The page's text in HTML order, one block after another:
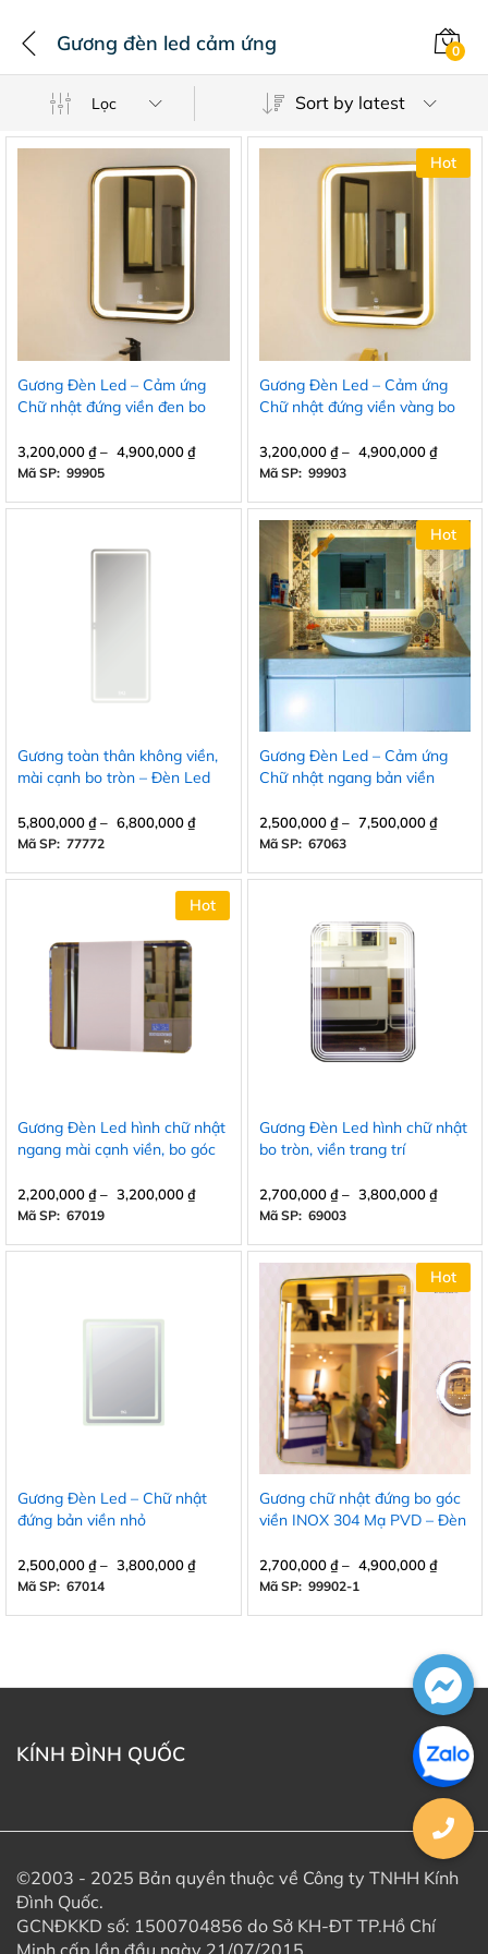
Gương đèn led cảm ứng 0
Lọc Sort by latest
Gương Đèn Led – Cảm ứng
Chữ nhật đứng viền đen bo
3,200,000₫– 4,900,000₫
Mã SP: 99905
Hot
Gương Đèn Led – Cảm ứng
Chữ nhật đứng viền vàng bo
3,200,000₫– 4,900,000₫
Mã SP: 99903
Gương toàn thân không viền,
mài cạnh bo tròn – Đèn Led
5,800,000₫– 6,800,000₫
Mã SP: 77772
Hot
Gương Đèn Led – Cảm ứng
Chữ nhật ngang bản viền
2,500,000₫– 7,500,000₫
Mã SP: 67063
Hot
Gương Đèn Led hình chữ nhật
ngang mài cạnh viền, bo góc
2,200,000₫– 3,200,000₫
Mã SP: 67019
Gương Đèn Led hình chữ nhật
bo tròn, viền trang trí
2,700,000₫– 3,800,000₫
Mã SP: 69003
Gương Đèn Led – Chữ nhật
đứng bản viền nhỏ
2,500,000₫– 3,800,000₫
Mã SP: 67014
Hot
Gương chữ nhật đứng bo góc
viền INOX 304 Mạ PVD – Đèn
2,700,000₫– 4,900,000₫
Mã SP: 99902-1
KÍNH ĐÌNH QUỐC
©2003 - 2025 Bản quyền thuộc về Công ty TNHH Kính
Đình Quốc.
GCNĐKKD số: 1500704856 do Sở KH-ĐT TP.Hồ Chí
Minh cấp lần đầu ngày 21/07/2015.